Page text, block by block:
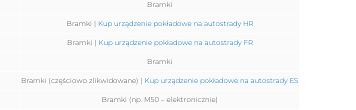
Bramki
Bramki | Kup urządzenie pokładowe na autostrady HR
Bramki | Kup urządzenie pokładowe na autostrady FR
Bramki
Bramki (częściowo zlikwidowane) | Kup urządzenie pokładowe na autostrady ES
Bramki (np. M50 – elektronicznie)